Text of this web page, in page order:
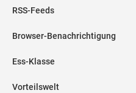
RSS-Feeds
Browser-Benachrichtigung
Ess-Klasse
Vorteilswelt